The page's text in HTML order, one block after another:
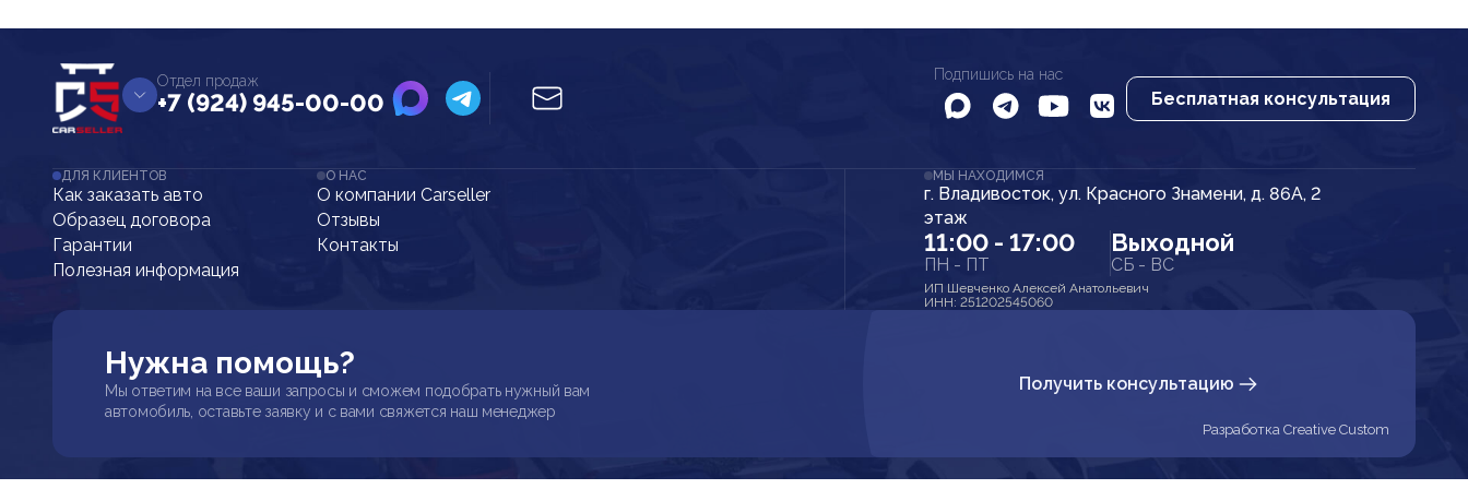
Отдел продаж
+7 (924) 945-00-00
Подпишись на нас
Бесплатная консультация
ДЛЯ КЛИЕНТОВ
Как заказать авто
Образец договора
Гарантии
Полезная информация
О НАС
О компании Carseller
Отзывы
Контакты
МЫ НАХОДИМСЯ
г. Владивосток, ул. Красного Знамени, д. 86А, 2
этаж
11:00 - 17:00
ПН - ПТ
Выходной
СБ - ВС
ИП Шевченко Алексей Анатольевич
ИНН: 251202545060
Нужна помощь?
Мы ответим на все ваши запросы и сможем подобрать нужный вам
автомобиль, оставьте заявку и с вами свяжется наш менеджер
Получить консультацию
Разработка Creative Custom